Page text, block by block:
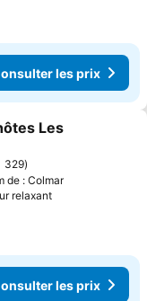
les prix
favoris
Les
329
de : Colmar
relaxant
les prix